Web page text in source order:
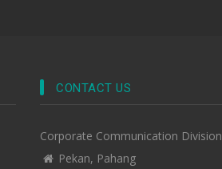
CONTACT US
Corporate Communication Division
Pekan, Pahang